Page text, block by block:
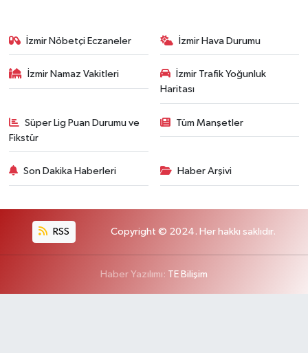
İzmir Nöbetçi Eczaneler İzmir Hava Durumu
İzmir Namaz Vakitleri
İzmir Trafik Yoğunluk
Haritası
Süper Lig Puan Durumu ve
Fikstür
Tüm Manşetler
Son Dakika Haberleri Haber Arşivi
RSS Copyright © 2024. Her hakkı saklıdır.
Haber Yazılımı: TE Bilişim